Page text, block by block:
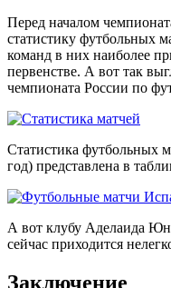
Перед началом
статистику футбольных
команд в них наиболее
первенстве. А вот так
чемпионата России по
Статистика футбольных
год) представлена в
А вот клубу Аделаида
сейчас приходится
Заключение